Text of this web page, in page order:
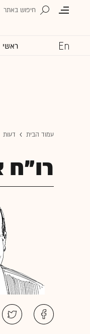
ראשי
עמוד הבית דעות
רו"ח